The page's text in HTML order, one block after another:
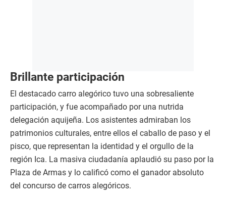
Brillante participación
El destacado carro alegórico tuvo una sobresaliente
participación, y fue acompañado por una nutrida
delegación aquijeña. Los asistentes admiraban los
patrimonios culturales, entre ellos el caballo de paso y el
pisco, que representan la identidad y el orgullo de la
región Ica. La masiva ciudadanía aplaudió su paso por la
Plaza de Armas y lo calificó como el ganador absoluto
del concurso de carros alegóricos.